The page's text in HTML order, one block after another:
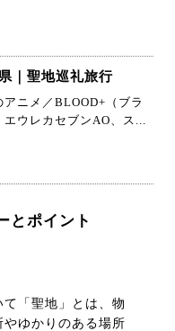
｜聖地巡礼旅行
ニメ／BLOOD+（ブラ
ウレカセブンAO、ス...
とポイント
「聖地」とは、物
ゆかりのある場所